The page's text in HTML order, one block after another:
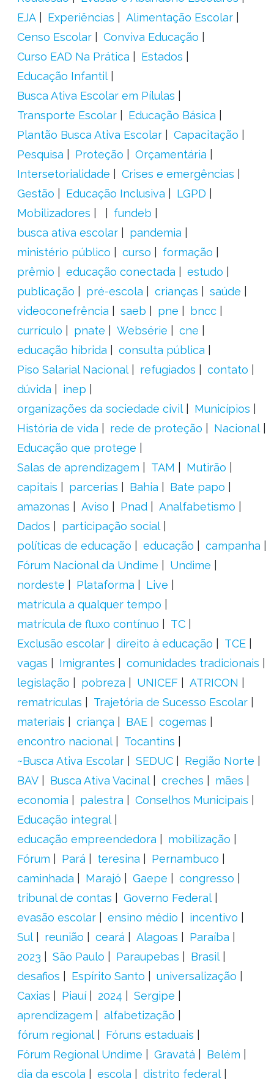
EJA
Experiências
Alimentação Escolar
Censo Escolar
Conviva Educação
Curso EAD Na Prática
Estados
Educação Infantil
Busca Ativa Escolar em Pílulas
Transporte Escolar
Educação Básica
Plantão Busca Ativa Escolar
Capacitação
Pesquisa
Proteção
Orçamentária
Intersetorialidade
Crises e emergências
Gestão
Educação Inclusiva
LGPD
Mobilizadores
fundeb
busca ativa escolar
pandemia
ministério público
curso
formação
prêmio
educação conectada
estudo
publicação
pré-escola crianças
saúde
videoconefrência
saeb pne
bncc
currículo
pnate Websérie
cne
educação híbrida
consulta pública
Piso Salarial Nacional
refugiados
contato
dúvida
inep
organizações da sociedade civil
Municípios
História de vida
rede de proteção
Nacional
Educação que protege
Salas de aprendizagem
TAM
Mutirão
capitais
parcerias Bahia
Bate papo
amazonas
Aviso Pnad
Analfabetismo
Dados
participação social
políticas de educação
educação
campanha
Fórum Nacional da Undime
Undime
nordeste
Plataforma
Live
matrícula a qualquer tempo
matrícula de fluxo contínuo
TC
Exclusão escolar
direito à educação
TCE
vagas
Imigrantes
comunidades tradicionais
legislação
pobreza UNICEF
ATRICON
rematrículas
Trajetória de Sucesso Escolar
materiais
criança BAE
cogemas
encontro nacional
Tocantins
~Busca Ativa Escolar
SEDUC
Região Norte
BAV
Busca Ativa Vacinal creches
mães
economia
palestra
Conselhos Municipais
Educação integral
educação empreendedora
mobilização
Fórum
Pará teresina
Pernambuco
caminhada
Marajó Gaepe
congresso
tribunal de contas
Governo Federal
evasão escolar
ensino médio
incentivo
Sul
reunião ceará Alagoas
Paraíba
2023
São Paulo Paraupebas
Brasil
desafios
Espírito Santo
universalização
Caxias
Piauí 2024
Sergipe
aprendizagem
alfabetização
fórum regional
Fóruns estaduais
Fórum Regional Undime
Gravatá
Belém
dia da escola
escola
distrito federal